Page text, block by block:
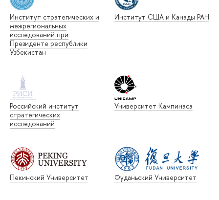
Институт стратегических и
межрегиональных
исследований при
Президенте республики
Узбекистан
Институт США и Канады РАН
Российский институт
стратегических
исследований
Университет Кампинаса
Пекинский Университет Фуданьский Университет